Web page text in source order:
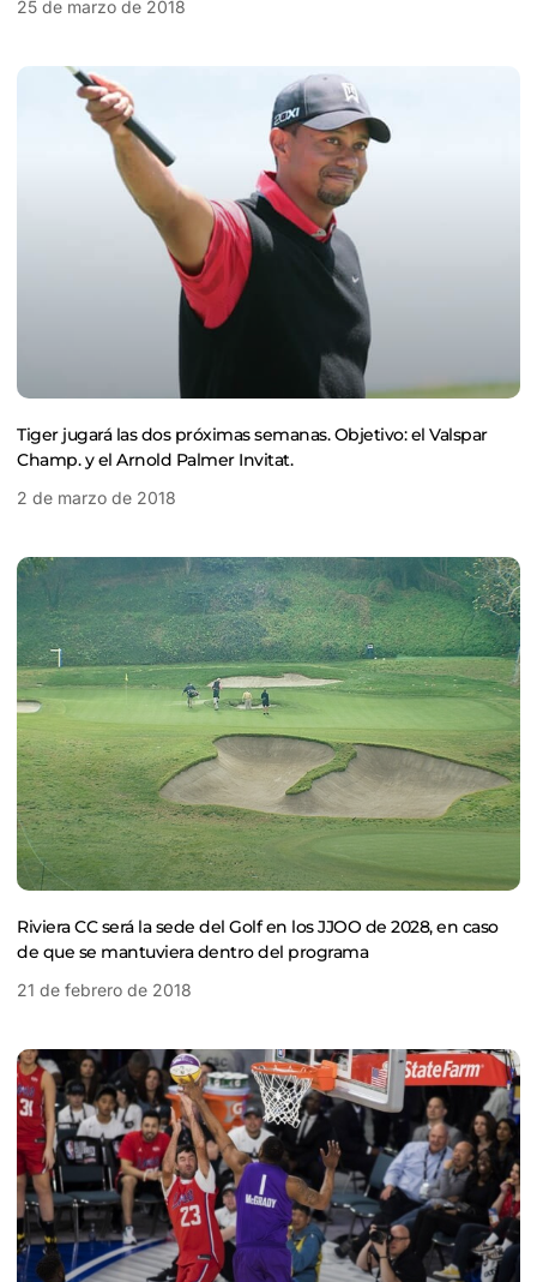
25 de marzo de 2018
Tiger jugará las dos próximas semanas. Objetivo: el Valspar
Champ. y el Arnold Palmer Invitat.
2 de marzo de 2018
Riviera CC será la sede del Golf en los JJOO de 2028, en caso
de que se mantuviera dentro del programa
21 de febrero de 2018